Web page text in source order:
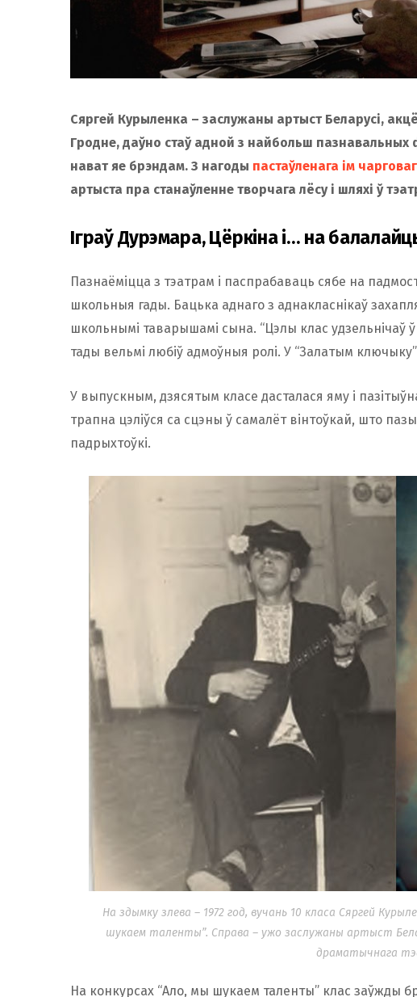
Сяргей Курыленка – заслужаны артыст Беларусі,
Гродне, даўно стаў адной з найбольш пазнавальных
нават яе брэндам. З нагоды пастаўленага ім
артыста пра станаўленне творчага лёсу і шляхі ў
Іграў Дурэмара, Цёркіна і… на
Пазнаёміцца з тэатрам і паспрабаваць сябе на
школьныя гады. Бацька аднаго з аднакласнікаў
школьнымі таварышамі сына. “Цэлы клас удзельнічаў
тады вельмі любіў адмоўныя ролі. У “Залатым
У выпускным, дзясятым класе дасталася яму і
трапна цэліўся са сцэны ў самалёт вінтоўкай, што
падрыхтоўкі.
На здымку злева – 1972 год, вучань 10 класа Сяргей
шукаем таленты”. Справа – ужо заслужаны артыст
драматычнага
На конкурсах “Ало, мы шукаем таленты” клас заўжды